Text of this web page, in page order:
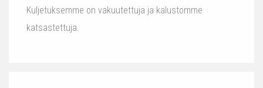
Kuljetuksemme on vakuutettuja ja kalustomme
katsastettuja.